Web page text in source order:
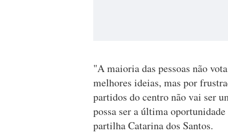
"A maioria das pessoas não
melhores ideias, mas por
partidos do centro não vai ser
possa ser a última
partilha Catarina dos Santos.